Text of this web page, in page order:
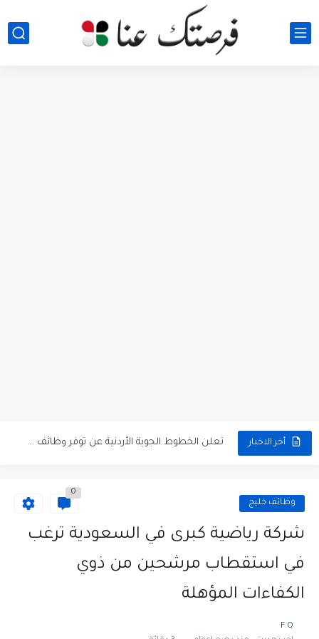
أخر الاخبار تعلن الخطوط الجوية الأردنية عن توفر وظائف شاغرة لمضيفي طيران
مطلوب عامل نظافة عدد 2 بدوام كامل او جزئي في...
مسؤول مبيعات وتسويق المستلزمات الطبية
وظائف خليج
0
شركة رياضية كبرى في السعودية ترغب
في استقطاب مرشحين من ذوي
الكفاءات المؤهلة
F.Q